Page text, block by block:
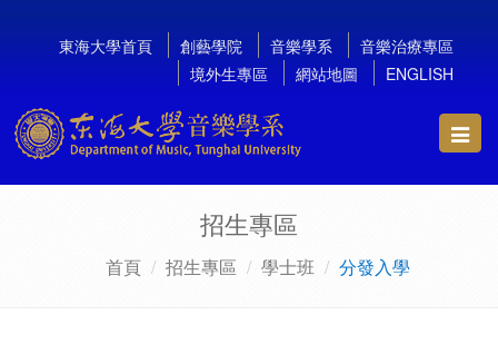
東海大學首頁 創藝學院 音樂學系
音樂治療專區
境外生專區
網站地圖 ENGLISH
招生專區
首頁 招生專區 學士班 分發入學